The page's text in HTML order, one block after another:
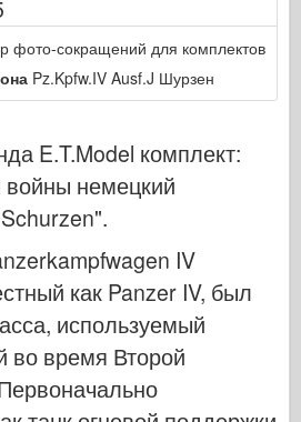
фото-сокращений для комплектов
Pz.Kpfw.IV Ausf.J Шурзен
E.T.Model комплект:
немецкий
.
IV
как Panzer IV, был
используемый
во время Второй